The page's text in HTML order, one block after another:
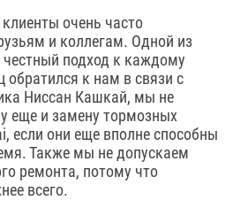
очень часто
и коллегам. Одной из
честный подход к каждому
обратился к нам в связи с
Ниссан Кашкай, мы не
еще и замену тормозных
если они еще вполне способны
Также мы не допускаем
ремонта, потому что
всего.